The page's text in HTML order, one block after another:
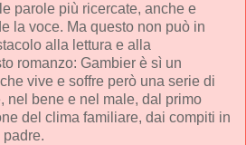
parole più ricercate, anche e
la voce. Ma questo non può in
alla lettura e alla
romanzo: Gambier è sì un
vive e soffre però una serie di
nel bene e nel male, dal primo
del clima familiare, dai compiti in